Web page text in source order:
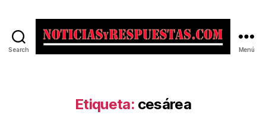
Search Menú
Etiqueta: cesárea